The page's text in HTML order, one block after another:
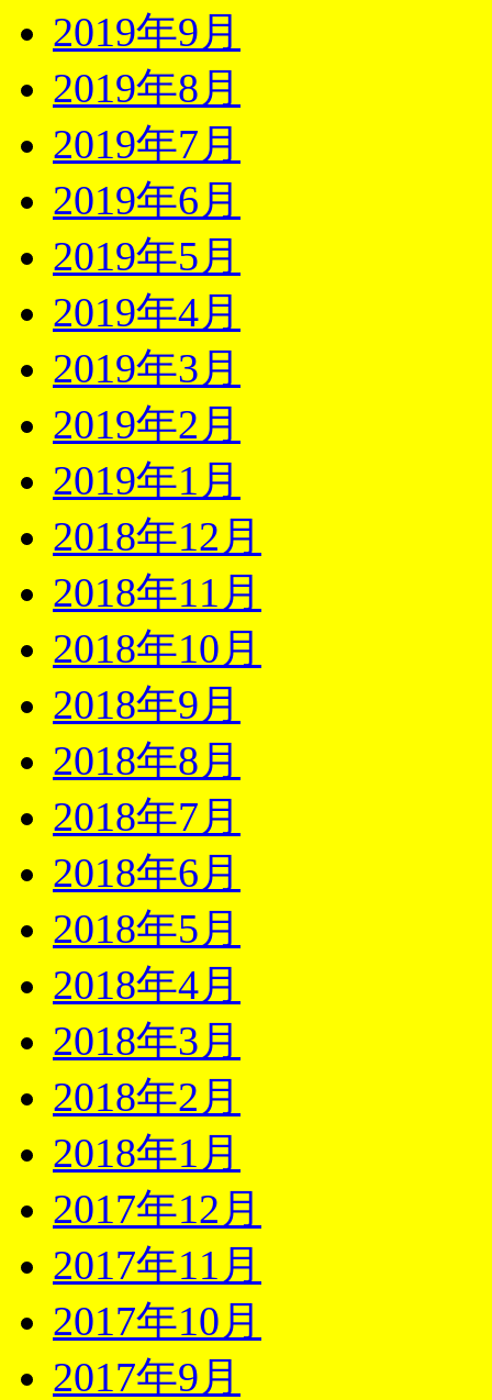
2019年9月
2019年8月
2019年7月
2019年6月
2019年5月
2019年4月
2019年3月
2019年2月
2019年1月
2018年12月
2018年11月
2018年10月
2018年9月
2018年8月
2018年7月
2018年6月
2018年5月
2018年4月
2018年3月
2018年2月
2018年1月
2017年12月
2017年11月
2017年10月
2017年9月